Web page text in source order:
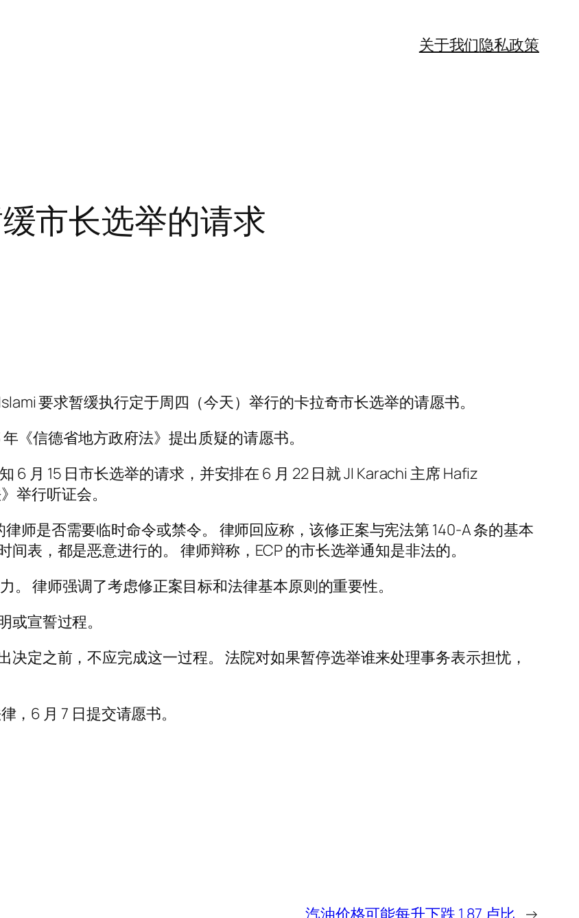
关于我们隐私政策
市长选举的请求
要求暂缓执行定于周四（今天）举行的卡拉奇市长选举的请愿书。
《信德省地方政府法》提出质疑的请愿书。
6 月 15 日市长选举的请求，并安排在 6 月 22 日就 JI Karachi 主席 Hafiz
举行听证会。
师是否需要临时命令或禁令。 律师回应称，该修正案与宪法第 140-A 条的基本
表，都是恶意进行的。 律师辩称，ECP 的市长选举通知是非法的。
。 律师强调了考虑修正案目标和法律基本原则的重要性。
宣誓过程。
定之前，不应完成这一过程。 法院对如果暂停选举谁来处理事务表示担忧，
，6 月 7 日提交请愿书。